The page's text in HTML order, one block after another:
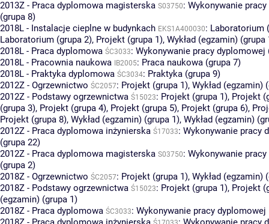
2013Z - Praca dyplomowa magisterska S03750: Wykonywanie
(grupa 8)
2018L - Instalacje cieplne w budynkach EKS1A400030: Laboratorium
Laboratorium (grupa 2), Projekt (grupa 1), Wykład (egzamin) (grupa
2018L - Praca dyplomowa ŚC3033: Wykonywanie pracy dyplomowej
2018L - Pracownia naukowa IB2005: Praca naukowa (grupa 7)
2018L - Praktyka dyplomowa ŚC3034: Praktyka (grupa 9)
2012Z - Ogrzewnictwo ŚC2057: Projekt (grupa 1), Wykład (egzamin)
2012Z - Podstawy ogrzewnictwa Ś15023: Projekt (grupa 1), Projekt
(grupa 3), Projekt (grupa 4), Projekt (grupa 5), Projekt (grupa 6),
Projekt (grupa 8), Wykład (egzamin) (grupa 1), Wykład (egzamin)
2012Z - Praca dyplomowa inżynierska Ś17033: Wykonywanie pracy
(grupa 22)
2012Z - Praca dyplomowa magisterska S03750: Wykonywanie
(grupa 2)
2018Z - Ogrzewnictwo ŚC2057: Projekt (grupa 1), Wykład (egzamin)
2018Z - Podstawy ogrzewnictwa Ś15023: Projekt (grupa 1), Projekt
(egzamin) (grupa 1)
2018Z - Praca dyplomowa ŚC3033: Wykonywanie pracy dyplomowej